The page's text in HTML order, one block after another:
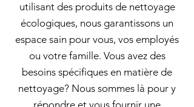
utilisant des produits de nettoyage
écologiques, nous garantissons un
espace sain pour vous, vos employés
ou votre famille. Vous avez des
besoins spécifiques en matière de
nettoyage? Nous sommes là pour y
répondre et vous fournir une